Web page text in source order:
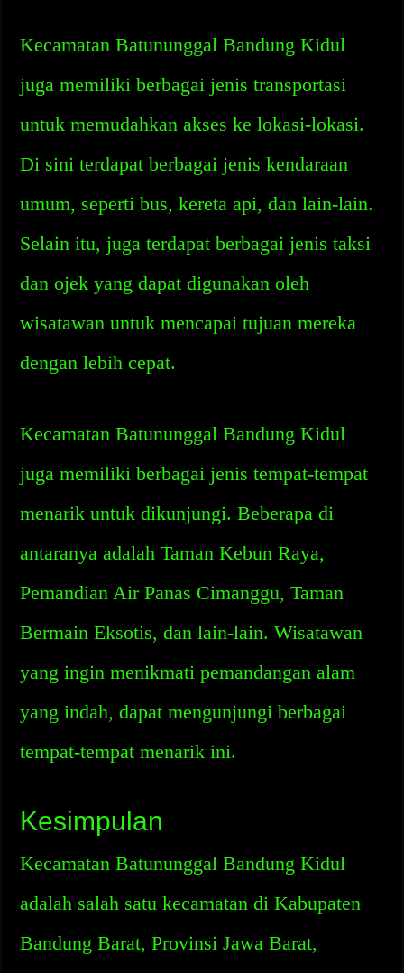
Kecamatan Batununggal Bandung Kidul
juga memiliki berbagai jenis transportasi
untuk memudahkan akses ke lokasi-lokasi.
Di sini terdapat berbagai jenis kendaraan
umum, seperti bus, kereta api, dan lain-lain.
Selain itu, juga terdapat berbagai jenis taksi
dan ojek yang dapat digunakan oleh
wisatawan untuk mencapai tujuan mereka
dengan lebih cepat.
Kecamatan Batununggal Bandung Kidul
juga memiliki berbagai jenis tempat-tempat
menarik untuk dikunjungi. Beberapa di
antaranya adalah Taman Kebun Raya,
Pemandian Air Panas Cimanggu, Taman
Bermain Eksotis, dan lain-lain. Wisatawan
yang ingin menikmati pemandangan alam
yang indah, dapat mengunjungi berbagai
tempat-tempat menarik ini.
Kesimpulan
Kecamatan Batununggal Bandung Kidul
adalah salah satu kecamatan di Kabupaten
Bandung Barat, Provinsi Jawa Barat,